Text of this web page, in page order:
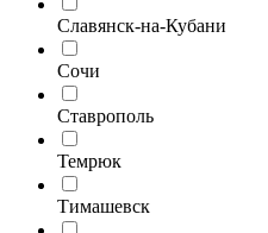
Славянск-на-Кубани
Сочи
Ставрополь
Темрюк
Тимашевск